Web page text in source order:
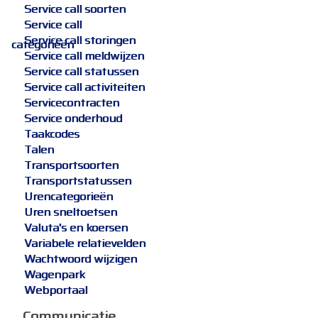
Service call soorten
Service call
categorieën
Service call storingen
Service call meldwijzen
Service call statussen
Service call activiteiten
Servicecontracten
Service onderhoud
Taakcodes
Talen
Transportsoorten
Transportstatussen
Urencategorieën
Uren sneltoetsen
Valuta's en koersen
Variabele relatievelden
Wachtwoord wijzigen
Wagenpark
Webportaal